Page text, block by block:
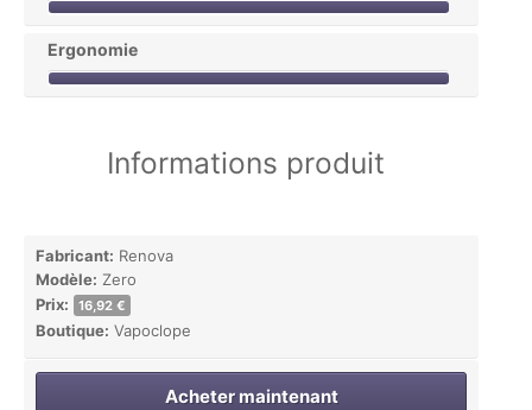
Ergonomie
Informations produit
Fabricant: Renova
Modèle: Zero
Prix:
16,92 €
Boutique: Vapoclope
Acheter maintenant